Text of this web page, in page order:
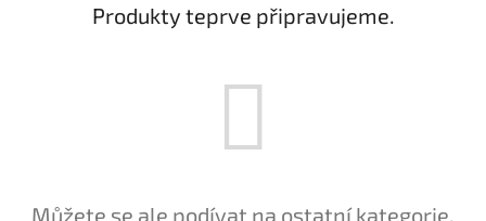
Produkty teprve připravujeme.
Můžete se ale podívat na ostatní kategorie.